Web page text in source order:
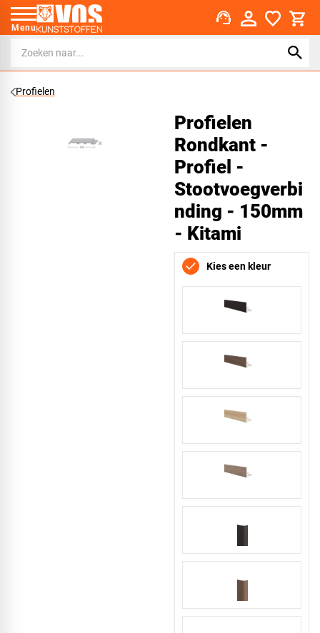
Menu support_agent
Profielen
Profielen
Rondkant -
Profiel -
Stootvoegverbi
nding - 150mm
- Kitami
Kies een kleur